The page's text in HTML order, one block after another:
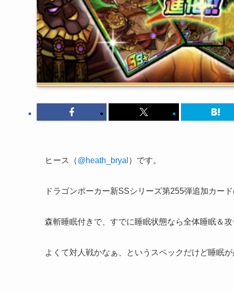
ヒース（@heath_bryal ）です。
ドラゴンポーカー新SSシリーズ第255弾追加カー
森斬睡眠付きで、すでに睡眠状態なら全体睡眠＆
よくて対人戦かなぁ、というスペックだけど睡眠